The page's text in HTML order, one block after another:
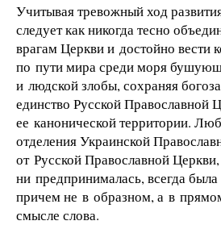
Учитывая тревожный ход
следует как никогда тесно
врагам Церкви и достойно вести
по пути мира среди моря
и людской злобы, сохраняя
единство Русской Православной
ее канонической территории.
отделения Украинской
от Русской Православной
ни предпринималась, всегда
причем не в образном, а в
смысле слова.